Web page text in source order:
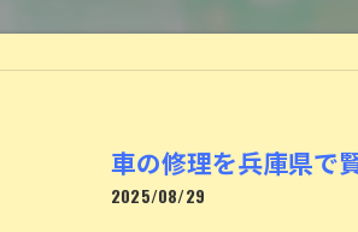
車の修理を兵庫県で
2025/08/29